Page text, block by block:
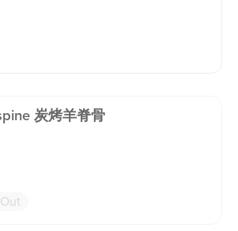
炭烤羊脊骨